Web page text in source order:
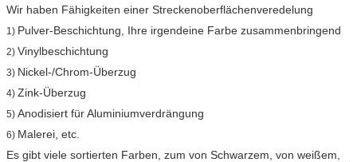
Wir haben Fähigkeiten einer Streckenoberflächenveredelung
1) Pulver-Beschichtung, Ihre irgendeine Farbe zusammenbringend
2) Vinylbeschichtung
3) Nickel-/Chrom-Überzug
4) Zink-Überzug
5) Anodisiert für Aluminiumverdrängung
6) Malerei, etc.
Es gibt viele sortierten Farben, zum von Schwarzem, von weißem,